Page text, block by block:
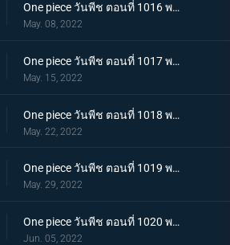
One piece วันพีช ตอนที่ 1016 พากย์ไทย ศึกสัตว์ประหลาด! สามกัปตันต่างถือทิฐิ
May. 08, 2022
One piece วันพีช ตอนที่ 1017 พากย์ไทย ออกท่าใหญ่ต่อเนื่อง! รุ่นที่เลวร้ายที่สุดโจมตีระห่ำ
May. 15, 2022
One piece วันพีช ตอนที่ 1018 พากย์ไทย ไคโดหัวเราะ! สี่จักรพรรดิปะทะยุคสมัยใหม่
May. 22, 2022
One piece วันพีช ตอนที่ 1019 พากย์ไทย แผนลับของโอทามะ! สุดยอดแผนการคิบิดังโกะ
May. 29, 2022
One piece วันพีช ตอนที่ 1020 พากย์ไทย ซันจิตะโกนสุดเสียง! SOS ที่ดังก้องทั่วเกาะ
Jun. 05, 2022